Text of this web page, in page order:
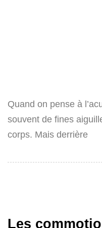
Quand on pense à
souvent de fines
corps. Mais derrière
Les